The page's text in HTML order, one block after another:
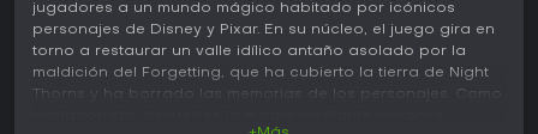
jugadores a un mundo mágico habitado por icónicos
personajes de Disney y Pixar. En su núcleo, el juego gira en
torno a restaurar un valle idílico antaño asolado por la
maldición del Forgetting, que ha cubierto la tierra de Night
Thorns y ha borrado las memorias de los personajes. Como